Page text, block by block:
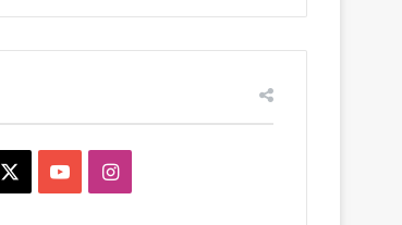
YouTubeInstagram